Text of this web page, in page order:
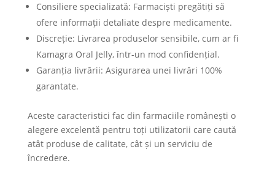
Consiliere specializată: Farmaciști pregătiți să
ofere informații detaliate despre medicamente.
Discreție: Livrarea produselor sensibile, cum ar fi
Kamagra Oral Jelly, într-un mod confidențial.
Garanția livrării: Asigurarea unei livrări 100%
garantate.
Aceste caracteristici fac din farmaciile românești o
alegere excelentă pentru toți utilizatorii care caută
atât produse de calitate, cât și un serviciu de
încredere.